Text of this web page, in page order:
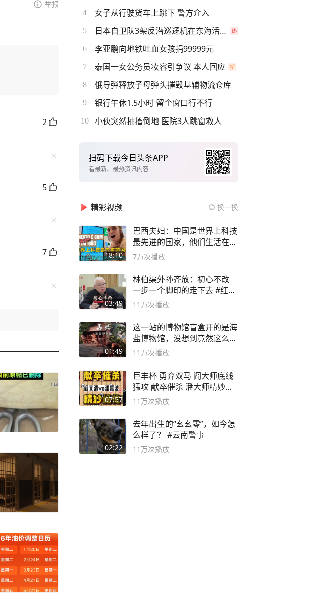
举报
2
5
7
4 女子从行驶货车上跳下 警方介入
5 日本自卫队3架反潜巡逻机在东海活动
6 李亚鹏向地铁吐血女孩捐99999元
7 泰国一女公务员妆容引争议 本人回应
8 俄导弹释放子母弹头摧毁基辅物流仓库
9 银行午休1.5小时 留个窗口行不行
10 小伙突然抽搐倒地 医院3人跳窗救人
扫码下载今日头条APP
看最新、最热资讯内容
精彩视频 换一换
18:10
巴西夫妇：中国是世界上科技
最先进的国家，他们生活在
2999年
7万次播放
03:49
林伯渠外孙齐放：初心不改
一步一个脚印的走下去 #红船
论坛
11万次播放
01:49
这一站的博物馆盲盒开的是海
盐博物馆，没想到竟然这么好
逛！
11万次播放
07:57
巨丰杯 勇弃双马 阎大师底线
猛攻 献卒催杀 潘大师精妙入
局
11万次播放
02:22
去年出生的“幺幺零”，如今怎
么样了？ #云南警事
11万次播放